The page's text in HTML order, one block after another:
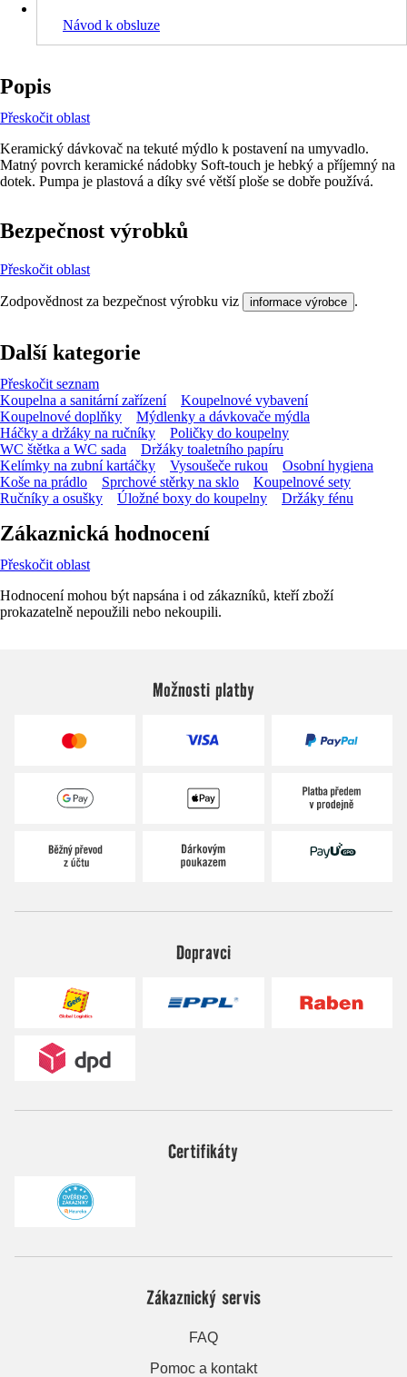
Návod k obsluze
Popis
Přeskočit oblast
Keramický dávkovač na tekuté mýdlo k postavení na umyvadlo.
Matný povrch keramické nádobky Soft-touch je hebký a příjemný na
dotek. Pumpa je plastová a díky své větší ploše se dobře používá.
Bezpečnost výrobků
Přeskočit oblast
Zodpovědnost za bezpečnost výrobku viz informace výrobce .
Další kategorie
Přeskočit seznam
Koupelna a sanitární zařízení
Koupelnové vybavení
Koupelnové doplňky
Mýdlenky a dávkovače mýdla
Háčky a držáky na ručníky
Poličky do koupelny
WC štětka a WC sada
Držáky toaletního papíru
Kelímky na zubní kartáčky
Vysoušeče rukou
Osobní hygiena
Koše na prádlo
Sprchové stěrky na sklo
Koupelnové sety
Ručníky a osušky
Úložné boxy do koupelny Držáky fénu
Zákaznická hodnocení
Přeskočit oblast
Hodnocení mohou být napsána i od zákazníků, kteří zboží
prokazatelně nepoužili nebo nekoupili.
Možnosti platby
Dopravci
Certifikáty
Zákaznický servis
FAQ
Pomoc a kontakt